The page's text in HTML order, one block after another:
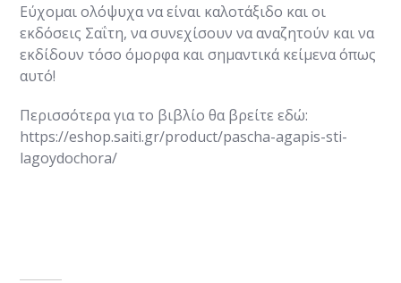
Εύχομαι ολόψυχα να είναι καλοτάξιδο και οι
εκδόσεις Σαΐτη, να συνεχίσουν να αναζητούν και να
εκδίδουν τόσο όμορφα και σημαντικά κείμενα όπως
αυτό!
Περισσότερα για το βιβλίο θα βρείτε εδώ:
https://eshop.saiti.gr/product/pascha-agapis-sti-
lagoydochora/